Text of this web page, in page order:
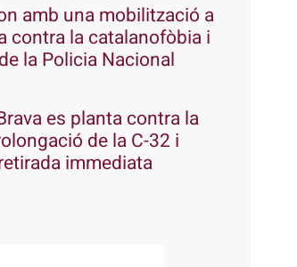
amb una mobilització a
contra la catalanofòbia i
la Policia Nacional
es planta contra la
de la C-32 i
immediata